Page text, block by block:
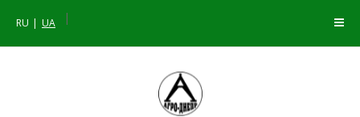
RU UA |